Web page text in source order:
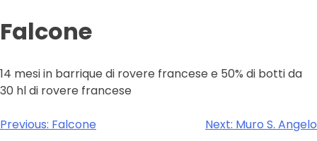
Falcone
14 mesi in barrique di rovere francese e 50% di botti da
30 hl di rovere francese
Navigazione
Previous: Falcone Next: Muro S. Angelo